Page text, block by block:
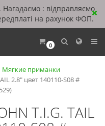
: відправляємо
на рахунок ФОП.
0
Мягкие приманки
2.8" цвет 140110-S08 #
T.I.G. TAIL